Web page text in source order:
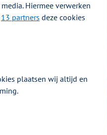
Hiermee verwerken
13 partners deze cookies
plaatsen wij altijd en